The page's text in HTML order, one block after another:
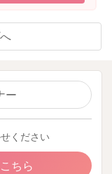
へ
ー
ください
ちら